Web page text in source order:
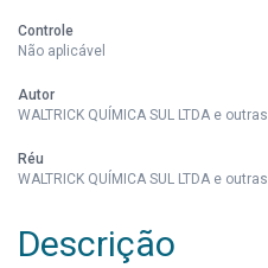
Controle
Não aplicável
Autor
WALTRICK QUÍMICA SUL LTDA e outras
Réu
WALTRICK QUÍMICA SUL LTDA e outras
Descrição